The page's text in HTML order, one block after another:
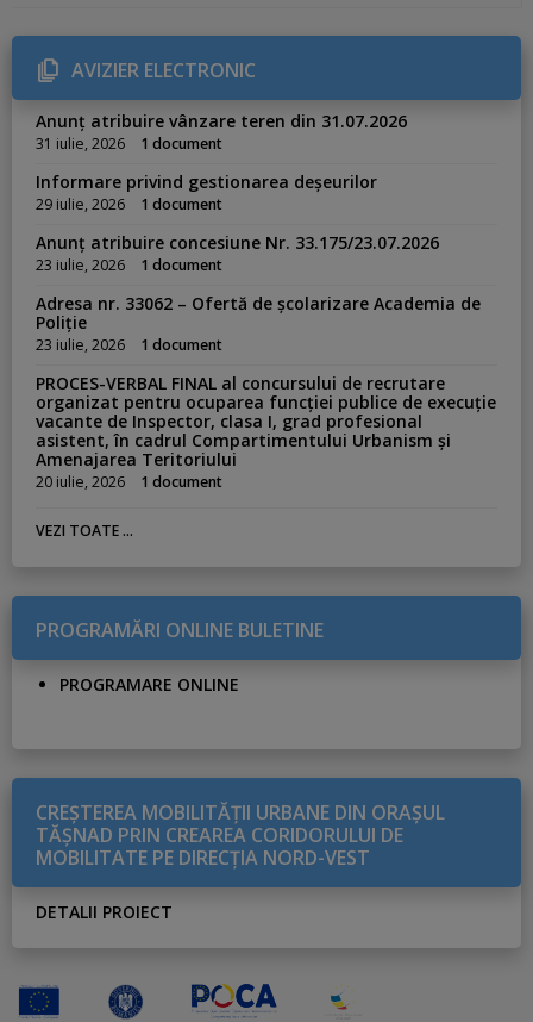
r
i
e
s
AVIZIER ELECTRONIC
Anunț atribuire vânzare teren din 31.07.2026
31 iulie, 2026 1 document
Informare privind gestionarea deșeurilor
29 iulie, 2026 1 document
Anunț atribuire concesiune Nr. 33.175/23.07.2026
23 iulie, 2026 1 document
Adresa nr. 33062 – Ofertă de școlarizare Academia de
Poliție
23 iulie, 2026 1 document
PROCES-VERBAL FINAL al concursului de recrutare
organizat pentru ocuparea funcției publice de execuție
vacante de Inspector, clasa I, grad profesional
asistent, în cadrul Compartimentului Urbanism și
Amenajarea Teritoriului
20 iulie, 2026 1 document
VEZI TOATE ...
PROGRAMĂRI ONLINE BULETINE
PROGRAMARE ONLINE
CREŞTEREA MOBILITĂŢII URBANE DIN ORAŞUL
TĂŞNAD PRIN CREAREA CORIDORULUI DE
MOBILITATE PE DIRECŢIA NORD-VEST
DETALII PROIECT